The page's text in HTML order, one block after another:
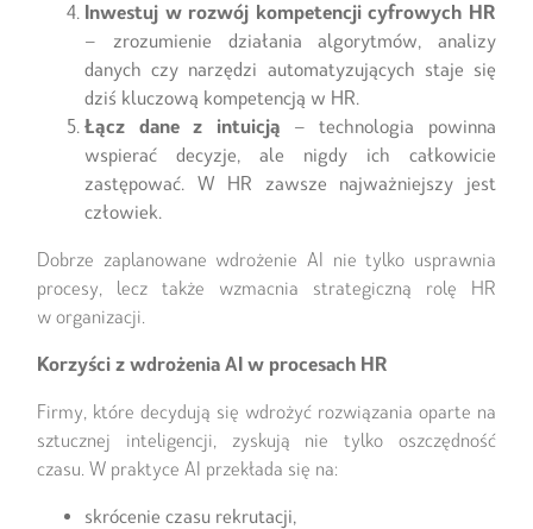
Inwestuj w rozwój kompetencji cyfrowych HR
– zrozumienie działania algorytmów, analizy
danych czy narzędzi automatyzujących staje się
dziś kluczową kompetencją w HR.
Łącz dane z intuicją – technologia powinna
wspierać decyzje, ale nigdy ich całkowicie
zastępować. W HR zawsze najważniejszy jest
człowiek.
Dobrze zaplanowane wdrożenie AI nie tylko usprawnia
procesy, lecz także wzmacnia strategiczną rolę HR
w organizacji.
Korzyści z wdrożenia AI w procesach HR
Firmy, które decydują się wdrożyć rozwiązania oparte na
sztucznej inteligencji, zyskują nie tylko oszczędność
czasu. W praktyce AI przekłada się na:
skrócenie czasu rekrutacji,